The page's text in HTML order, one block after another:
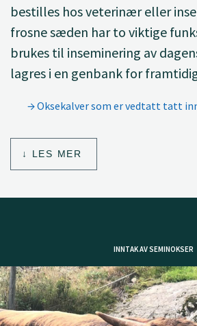
bestilles hos veterinær eller
frosne sæden har to viktige
brukes til inseminering av
lagres i en genbank for
Oksekalver som er vedtatt tatt
LES MER
INNTAK AV SEMINOKSER